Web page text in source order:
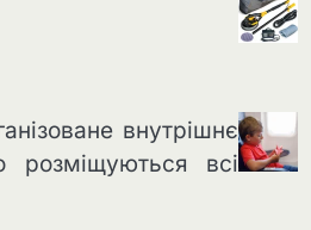
внутрішнє
розміщуються всі